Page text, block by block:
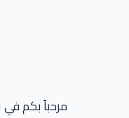
مرحباً بكم في